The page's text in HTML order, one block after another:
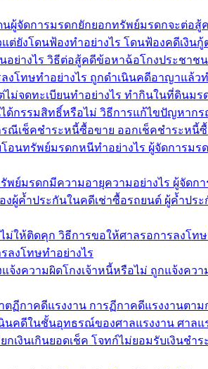
จัดการมรดกยักยอกทรัพย์มรดกจะต่อสู้
ต่ยังโดนฟ้องทำอย่างไร โดนฟ้องคดีเงินกู้
ย่างไร วิธีต่อสู้คดีข้อหาฉ้อโกงประชา
โทษทำอย่างไร ถูกดำเนินคดีอาญาแล้ว
จดทะเบียนทำอย่างไร ทำกินในที่ดินมร
ด้กรรมสิทธิ์หรือไม่ วิธีการแก้ไขปัญหา
เช็คชำระหนี้ซื้อขาย ออกเช็คชำระหนี้ซื้
อนทรัพย์มรดกหนีทำอย่างไร ผู้จัดการ
ย์มรดกมีความอายุความอย่างไร ผู้จัดก
ค้ำประกันในคดีเช่าซื้อรถยนต์ ผู้ค้ำปร
ให้ติดคุก วิธีการขอให้ศาลรอการลงโ
งโทษทำอย่างไร
งความผิดโกงเจ้าหนี้หรือไม่ ถูกแจ้งคว
ฏีกาคดีแรงงาน การฏีกาคดีแรงงานตา
คดีในชั้นอุทธรณ์ของศาลแรงงาน ศาล
กเงินเกินยอดเช็ค โจทก์ไม่ยอมรับเงิน